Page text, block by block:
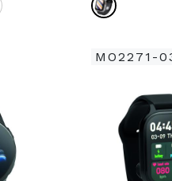
MO2271-